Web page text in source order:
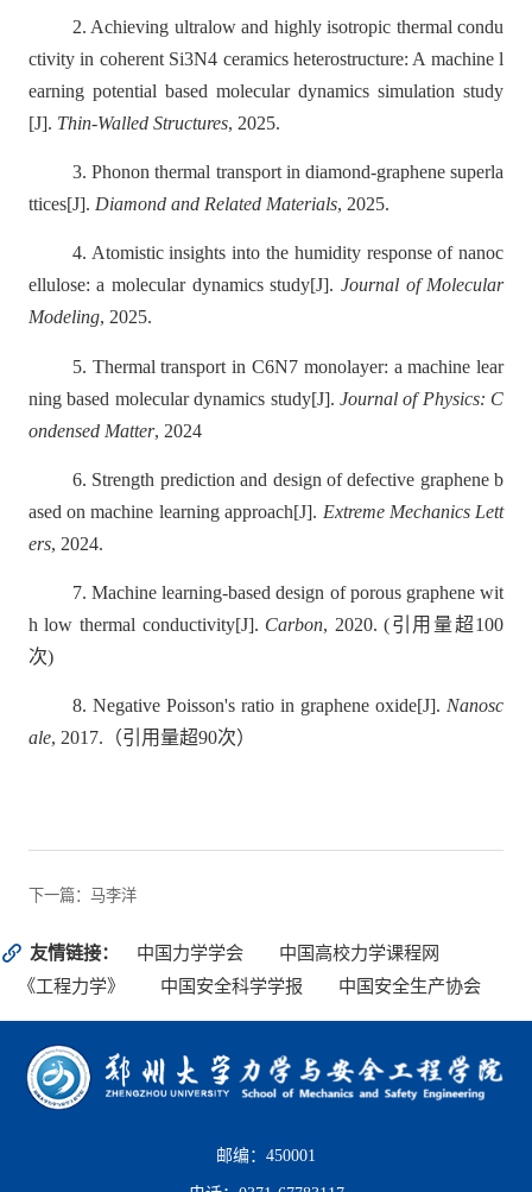
2. Achieving ultralow and highly isotropic thermal condu
ctivity in coherent Si3N4 ceramics heterostructure: A machine l
earning potential based molecular dynamics simulation study
[J]. Thin-Walled Structures, 2025.
3. Phonon thermal transport in diamond-graphene superla
ttices[J]. Diamond and Related Materials, 2025.
4. Atomistic insights into the humidity response of nanoc
ellulose: a molecular dynamics study[J]. Journal of Molecular
Modeling, 2025.
5. Thermal transport in C6N7 monolayer: a machine lear
ning based molecular dynamics study[J]. Journal of Physics: C
ondensed Matter, 2024
6. Strength prediction and design of defective graphene b
ased on machine learning approach[J]. Extreme Mechanics Lett
ers, 2024.
7. Machine learning-based design of porous graphene wit
h low thermal conductivity[J]. Carbon, 2020. (引用量超100
次)
8. Negative Poisson's ratio in graphene oxide[J].Nanosc
ale, 2017. （引用量超90次）
下一篇：马李洋
友情链接： 中国力学学会
中国高校力学课程网
《工程力学》
中国安全科学学报 中国安全生产协会
邮编：450001